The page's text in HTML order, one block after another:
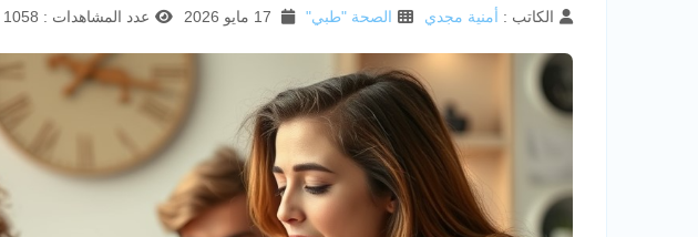
الكاتب : أمنية مجدي الصحة "طبي" عدد المشاهدات : 1058